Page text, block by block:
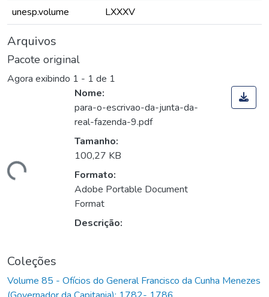
unesp.volume
LXXXV
Arquivos
Pacote original
Agora exibindo 1 - 1 de 1
Nome:
para-o-escrivao-da-junta-da-
real-fazenda-9.pdf
Tamanho:
100,27 KB
Formato:
Adobe Portable Document
Format
Descrição:
Coleções
Volume 85 - Ofícios do General Francisco da Cunha Menezes